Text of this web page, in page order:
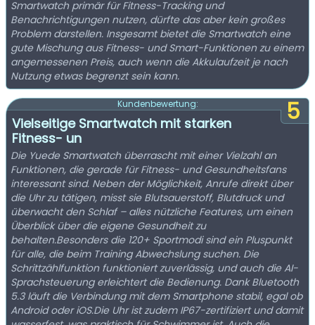
Smartwatch primär für Fitness-Tracking und
Benachrichtigungen nutzen, dürfte das aber kein großes
Problem darstellen. Insgesamt bietet die Smartwatch eine
gute Mischung aus Fitness- und Smart-Funktionen zu einem
angemessenen Preis, auch wenn die Akkulaufzeit je nach
Nutzung etwas begrenzt sein kann.
5
Kundenbewertung:
Vielseitige Smartwatch mit starken
Fitness- un
Die Yuede Smartwatch überrascht mit einer Vielzahl an
Funktionen, die gerade für Fitness- und Gesundheitsfans
interessant sind. Neben der Möglichkeit, Anrufe direkt über
die Uhr zu tätigen, misst sie Blutsauerstoff, Blutdruck und
überwacht den Schlaf – alles nützliche Features, um einen
Überblick über die eigene Gesundheit zu
behalten.Besonders die 120+ Sportmodi sind ein Pluspunkt
für alle, die beim Training Abwechslung suchen. Die
Schrittzählfunktion funktioniert zuverlässig, und auch die AI-
Sprachsteuerung erleichtert die Bedienung. Dank Bluetooth
5.3 läuft die Verbindung mit dem Smartphone stabil, egal ob
Android oder iOS.Die Uhr ist zudem IP67-zertifiziert und damit